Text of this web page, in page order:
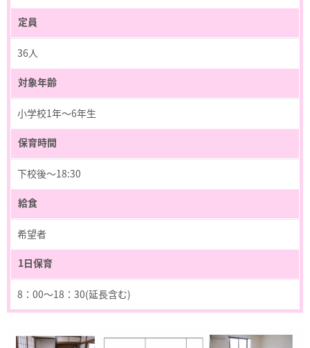
定員
36人
対象年齢
小学校1年～6年生
保育時間
下校後～18:30
給食
希望者
1日保育
8：00～18：30(延長含む)